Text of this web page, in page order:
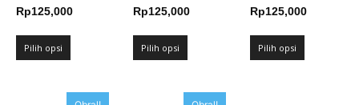
Rp125,000Rentang
Pilih opsi
Rp125,000Rentang
Pilih opsi
Rp125,000Rentang
Pilih opsi